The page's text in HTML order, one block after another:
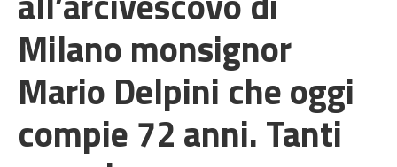
Milano monsignor
Mario Delpini che oggi
compie 72 anni. Tanti